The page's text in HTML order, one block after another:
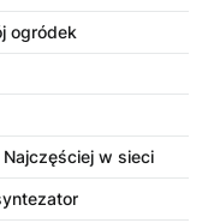
ogródek
w sieci